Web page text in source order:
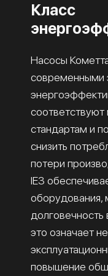
Класс
Насосы
современными
стандартам и
снизить
потери
IE3
оборудования,
долговечность
это означает
повышение